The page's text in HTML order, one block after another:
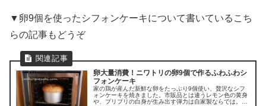
▼卵9個を使ったシフォンケーキについて書いているこち
らの記事もどうぞ
卵大量消費！ニワトリの卵9個で作るふわふわシ
フォンケーキ
家の鶏が産んだ新鮮な卵をたっぷり9個使い、贅沢なシフ
ォンケーキを焼きました。市販品とは違うレモン色の黄身
や、プリプリの白身が生み出す弾力は自家製ならでは。明